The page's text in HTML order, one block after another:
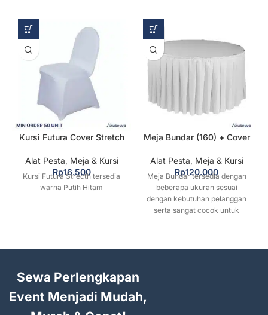
Kursi Futura Cover Stretch
Alat Pesta Meja & Kursi
Rp16.500
Kursi Futura Strecth tersedia
warna Putih Hitam
Meja Bundar (160) + Cover
Alat Pesta Meja & Kursi
Rp120.000
Meja Bundar tersedia dengan
beberapa ukuran sesuai
dengan kebutuhan pelanggan
serta sangat cocok untuk
Sewa Perlengkapan
Event Menjadi Mudah,